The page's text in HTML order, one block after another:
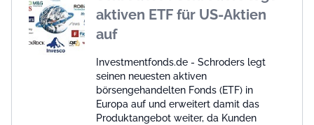
aktiven ETF für US-Aktien
auf
Investmentfonds.de - Schroders legt
seinen neuesten aktiven
börsengehandelten Fonds (ETF) in
Europa auf und erweitert damit das
Produktangebot weiter, da Kunden